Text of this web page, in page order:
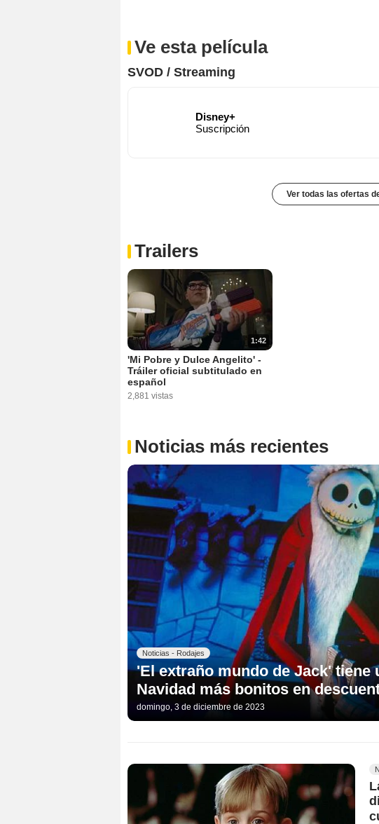
Ve esta película
SVOD / Streaming
Disney+
Suscripción
Ver todas las ofertas
Trailers
1:42
'Mi Pobre y Dulce Angelito' -
Tráiler oficial subtitulado en
español
2,881 vistas
Noticias más recientes
Noticias - Rodajes
'El extraño mundo de Jack' tiene
Navidad más bonitos en
domingo, 3 de diciembre de 2023